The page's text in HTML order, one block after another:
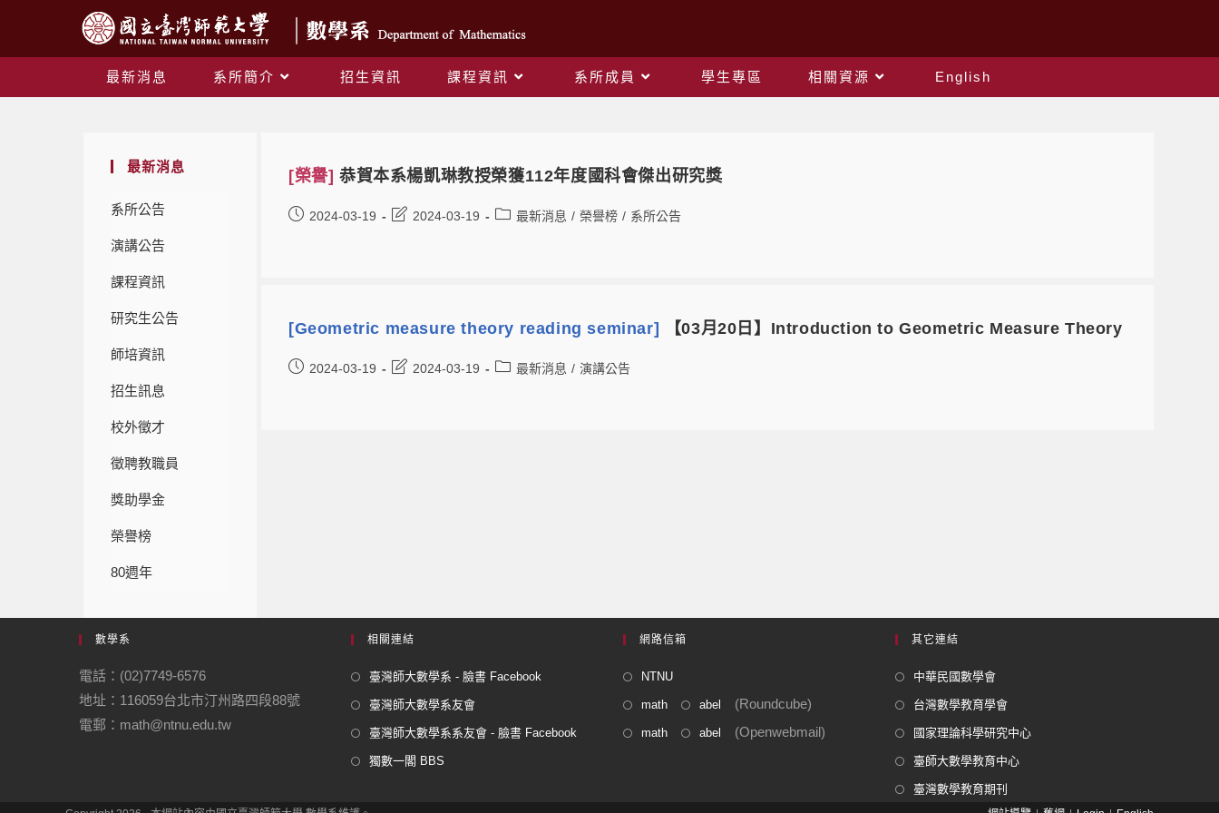
最新消息 系所簡介 招生資訊 課程資訊 系所成員 學生專區 相關資源
English
最新消息
系所公告
演講公告
課程資訊
研究生公告
師培資訊
招生訊息
校外徵才
徵聘教職員
獎助學金
榮譽榜
80週年
[榮譽] 恭賀本系楊凱琳教授榮獲112年度國科會傑出研究獎
2024-03-19 2024-03-19 最新消息 / 榮譽榜 / 系所公告
[Geometric measure theory reading seminar] 【03月20日】Introduction to Geometric Measure Theory
2024-03-19 2024-03-19 最新消息 / 演講公告
數學系
電話：(02)7749-6576
地址：116059台北市汀州路四段88號
電郵：math@ntnu.edu.tw
相關連結
臺灣師大數學系 - 臉書 Facebook
臺灣師大數學系友會
臺灣師大數學系系友會 - 臉書 Facebook
獨數一閣 BBS
網路信箱
NTNU
math abel (Roundcube)
math abel (Openwebmail)
其它連結
中華民國數學會
台灣數學教育學會
國家理論科學研究中心
臺師大數學教育中心
臺灣數學教育期刊